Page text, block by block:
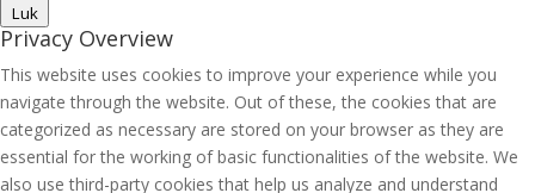
Luk
Privacy Overview
This website uses cookies to improve your experience while you
navigate through the website. Out of these, the cookies that are
categorized as necessary are stored on your browser as they are
essential for the working of basic functionalities of the website. We
also use third-party cookies that help us analyze and understand